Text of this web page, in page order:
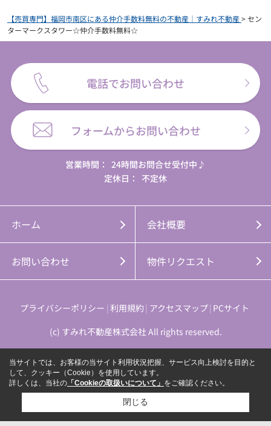
【売買専門】福岡市南区にある仲介手数料無料の不動産｜すみれ不動産>セン
ターマークスタワー☆仲介手数料無料☆
電話でお問い合わせ
フォームからお問い合わせ
営業時間： 24時間お問合せ受付中♪
定休日：
不定休
ホーム 会社概要
お問い合わせ 物件リクエスト
プライバシーポリシー 利用規約 アクセスマップ PCサイト
(c) すみれ不動産株式会社 All rights reserved.
当サイトでは、お客様の当サイト利用状況把握、サービス向上検討を目的と
して、クッキー（Cookie）を使用しています。
詳しくは、当社の 「Cookieの取扱いについて」 をご確認ください。
閉じる